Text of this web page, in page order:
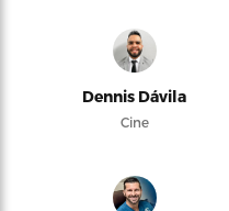
Dennis Dávila
Cine